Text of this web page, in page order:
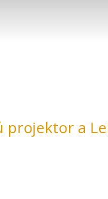
projektor a